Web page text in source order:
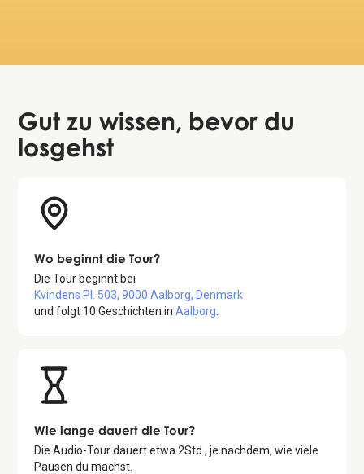
Gut zu wissen, bevor du
losgehst
Wo beginnt die Tour?
Die Tour beginnt bei
Kvindens Pl. 503, 9000 Aalborg, Denmark
und folgt 10 Geschichten inAalborg
Wie lange dauert die Tour?
Die Audio-Tour dauert etwa2Std., je nachdem, wie viele
Pausen du machst.